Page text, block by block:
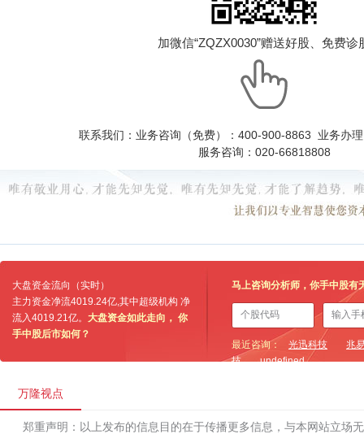
加微信“ZQZX0030”赠送好股、免费诊
联系我们：业务咨询（免费）：400-900-8863 业务办
服务咨询：020-66818808
大盘资金流向（实时）
主力资金净流4019.24亿,其中超级机构 净
流入4019.21亿。 大盘资金如此走向， 你
手中股后市如何？
马上咨询分析师，你手中股有
最近咨询： 光迅科技
兆
技
undefined
万隆视点
郑重声明：以上发布的信息目的在于传播更多信息，与本网站立场